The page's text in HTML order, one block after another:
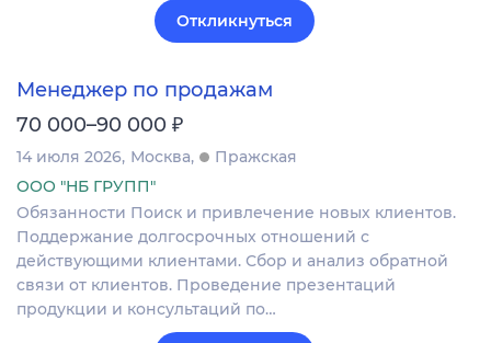
Откликнуться
Менеджер по продажам
70 000–90 000 ₽
14 июля 2026 Москва
Пражская
ООО "НБ ГРУПП"
Обязанности Поиск и привлечение новых клиентов.
Поддержание долгосрочных отношений с
действующими клиентами. Сбор и анализ обратной
связи от клиентов. Проведение презентаций
продукции и консультаций по…